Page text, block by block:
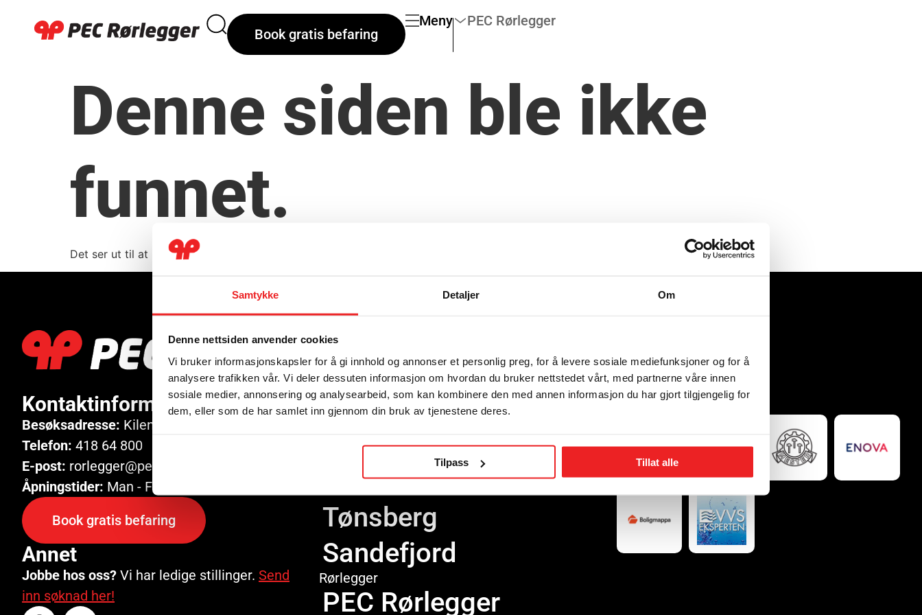
Samtykke Detaljer Om
Denne nettsiden anvender cookies
Vi bruker informasjonskapsler for å gi innhold og annonser et personlig preg, for å levere sosiale mediefunksjoner og for å
analysere trafikken vår. Vi deler dessuten informasjon om hvordan du bruker nettstedet vårt, med partnerne våre innen
sosiale medier, annonsering og analysearbeid, som kan kombinere den med annen informasjon du har gjort tilgjengelig for
dem, eller som de har samlet inn gjennom din bruk av tjenestene deres.
Tilpass Tillat alle
Book gratis befaring
Meny PEC Rørlegger
Denne siden ble ikke
funnet.
Det ser ut til at ingenting ble funnet på denne adressen.
Kontaktinformasjon
Besøksadresse: Kilengaten 2, 3117 Tønsberg
Telefon: 418 64 800
E-post: rorlegger@pec.no
Åpningstider: Man - Fre 07:30 - 15:30
Book gratis befaring
Annet
Jobbe hos oss? Vi har ledige stillinger. Send
inn søknad her!
Avdelinger
Elektriker
Revetal
Horten
Tønsberg
Sandefjord
Rørlegger
PEC Rørlegger
Sertifiseringer